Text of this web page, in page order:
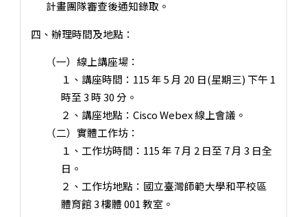
計畫團隊審查後通知錄取。
四、辦理時間及地點：
（一）線上講座場：
１、講座時間：115 年 5 月 20 日(星期三) 下午 1
時至 3 時 30 分。
２、講座地點：Cisco Webex 線上會議。
（二）實體工作坊：
１、工作坊時間：115 年 7 月 2 日至 7 月 3 日全
日。
２、工作坊地點：國立臺灣師範大學和平校區
體育館 3 樓體 001 教室。